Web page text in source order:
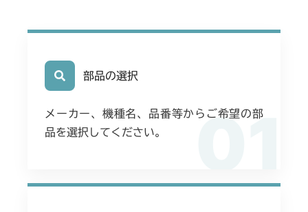
01
部品の選択
メーカー、機種名、品番等からご希望の部
品を選択してください。